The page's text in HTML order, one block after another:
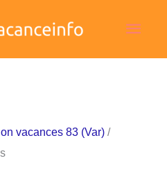
vacances 83 (Var) /